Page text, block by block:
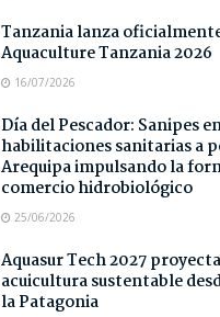
Tanzania lanza
Aquaculture Tanzania 2026
16/07/2026
Día del Pescador: Sanipes
habilitaciones sanitarias a
Arequipa impulsando la
comercio hidrobiológico
25/06/2026
Aquasur Tech 2027
acuicultura sustentable
la Patagonia